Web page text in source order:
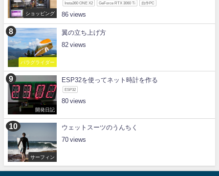
ショッピング
Insta360 ONE X2 GeForce RTX 3060 Ti 自作PC
86
パラグライダー
翼の立ち上げ方
82
開発日記
ESP32を使ってネット時計を作る
ESP32
80
サーフィン
ウェットスーツのうんちく
70